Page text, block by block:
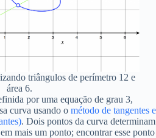
triângulos de perímetro 12 e
área 6.
por uma equação de grau 3,
curva usando o método de tangentes e
. Dois pontos da curva determinam
mais um ponto; encontrar esse ponto